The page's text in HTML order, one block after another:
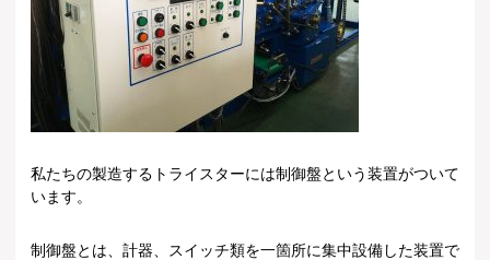
私たちの製造するトライスターには制御盤という装置がついて
います。
制御盤とは、計器、スイッチ類を一箇所に集中設備した装置で